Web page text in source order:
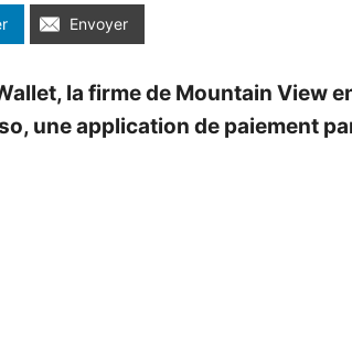
Envoyer
la firme de Mountain View
une application de paiement